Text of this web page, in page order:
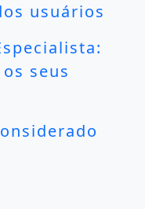
usuários
seus